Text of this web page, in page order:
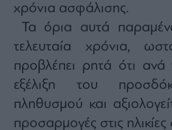
Google
Policy
Terms
of
Service
apply.
χρόνια ασφάλισης.
Τα όρια αυτά
τελευταία χρόνια,
προβλέπει ρητά ότι ανά
εξέλιξη του
πληθυσμού και
προσαρμογές στις